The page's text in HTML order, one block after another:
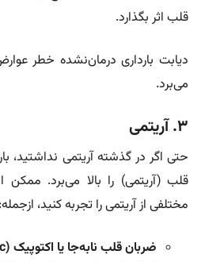
قلب اثر بگذارد.
دیابت بارداری درمان‌نشده خطر
می‌برد.
۳. آریتمی
حتی اگر در گذشته آریتمی نداشتید،
قلب (آریتمی) را بالا می‌برد. ممکن
مختلفی از آریتمی را تجربه کنید، ازجمله:
ضربان قلب نابه‌جا یا اکتوپیک (Ectopic):